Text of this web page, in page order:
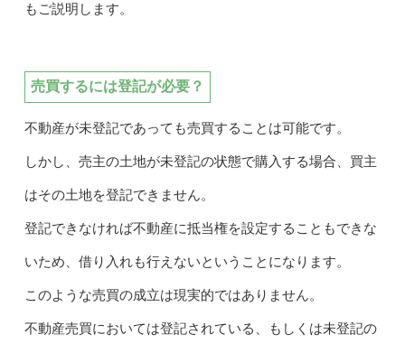
もご説明します。
売買するには登記が必要？
不動産が未登記であっても売買することは可能です。
しかし、売主の土地が未登記の状態で購入する場合、買主
はその土地を登記できません。
登記できなければ不動産に抵当権を設定することもできな
いため、借り入れも行えないということになります。
このような売買の成立は現実的ではありません。
不動産売買においては登記されている、もしくは未登記の